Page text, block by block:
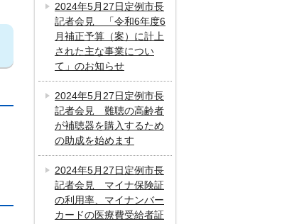
2024年5月27日定例市長
記者会見 「令和6年度6
月補正予算（案）に計上
された主な事業につい
て」のお知らせ
2024年5月27日定例市長
記者会見 難聴の高齢者
が補聴器を購入するため
の助成を始めます
2024年5月27日定例市長
記者会見 マイナ保険証
の利用率、マイナンバー
カードの医療費受給者証